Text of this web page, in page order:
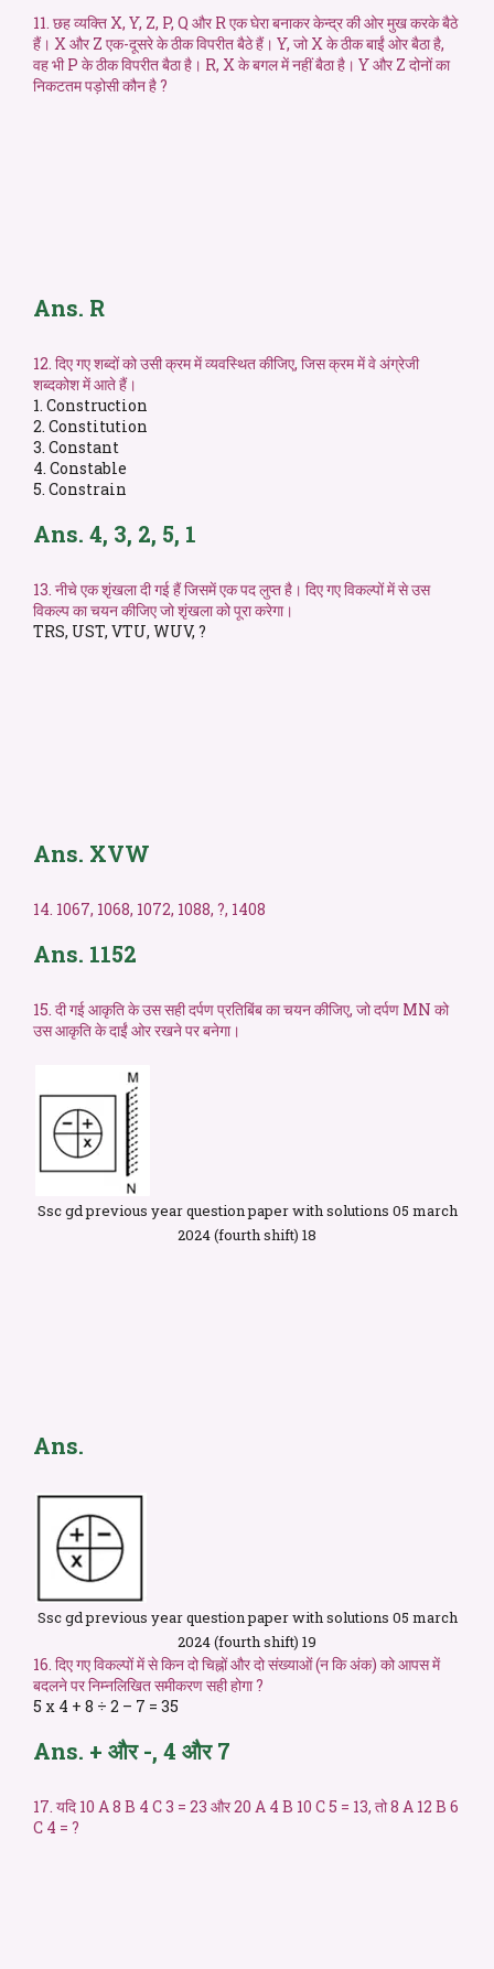
11. छह व्यक्ति X, Y, Z, P, Q और R एक घेरा बनाकर केन्द्र की ओर मुख करके बैठे
हैं। X और Z एक-दूसरे के ठीक विपरीत बैठे हैं। Y, जो X के ठीक बाईं ओर बैठा है,
वह भी P के ठीक विपरीत बैठा है। R, X के बगल में नहीं बैठा है। Y और Z दोनों का
निकटतम पड़ोसी कौन है ?
Ans. R
12. दिए गए शब्दों को उसी क्रम में व्यवस्थित कीजिए, जिस क्रम में वे अंग्रेजी
शब्दकोश में आते हैं।
1. Construction
2. Constitution
3. Constant
4. Constable
5. Constrain
Ans. 4, 3, 2, 5, 1
13. नीचे एक शृंखला दी गई हैं जिसमें एक पद लुप्त है। दिए गए विकल्पों में से उस
विकल्प का चयन कीजिए जो शृंखला को पूरा करेगा।
TRS, UST, VTU, WUV, ?
Ans. XVW
14. 1067, 1068, 1072, 1088, ?, 1408
Ans. 1152
15. दी गई आकृति के उस सही दर्पण प्रतिबिंब का चयन कीजिए, जो दर्पण MN को
उस आकृति के दाईं ओर रखने पर बनेगा।
Ssc gd previous year question paper with solutions 05 march
2024 (fourth shift) 18
Ans.
Ssc gd previous year question paper with solutions 05 march
2024 (fourth shift) 19
16. दिए गए विकल्पों में से किन दो चिह्नों और दो संख्याओं (न कि अंक) को आपस में
बदलने पर निम्नलिखित समीकरण सही होगा ?
5 x 4 + 8 ÷ 2 – 7 = 35
Ans. + और -, 4 और 7
17. यदि 10 A 8 B 4 C 3 = 23 और 20 A 4 B 10 C 5 = 13, तो 8 A 12 B 6
C 4 = ?